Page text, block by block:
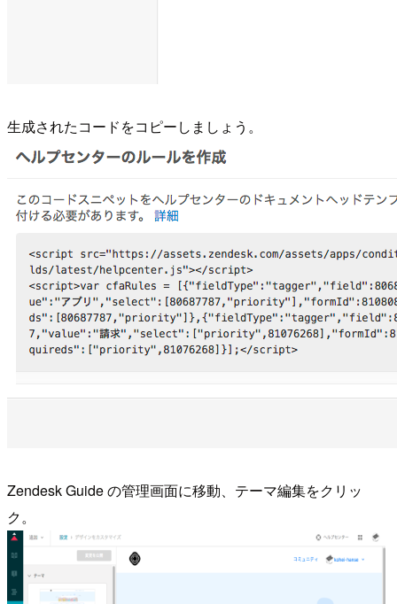
生成されたコードをコピーしましょう。
Zendesk Guide の管理画面に移動、テーマ編集をクリッ
ク。